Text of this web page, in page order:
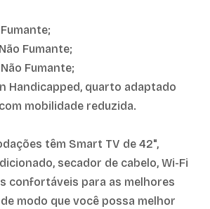
Fumante;
Fumante;
Handicapped, quarto adaptado
mobilidade reduzida.
têm Smart TV de 42",
secador de cabelo, Wi-Fi
confortáveis para as melhores
modo que você possa melhor